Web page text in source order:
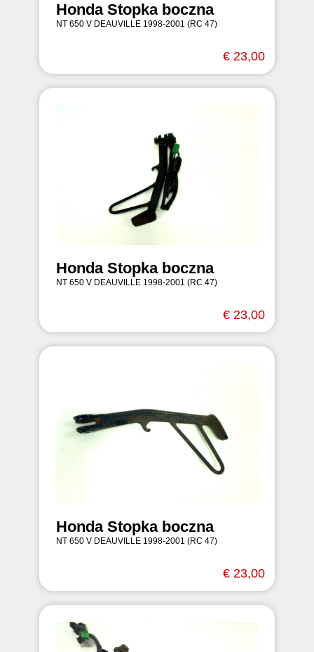
Honda Stopka boczna
NT 650 V DEAUVILLE 1998-2001 (RC 47)
€ 23,00
Honda Stopka boczna
NT 650 V DEAUVILLE 1998-2001 (RC 47)
€ 23,00
Honda Stopka boczna
NT 650 V DEAUVILLE 1998-2001 (RC 47)
€ 23,00